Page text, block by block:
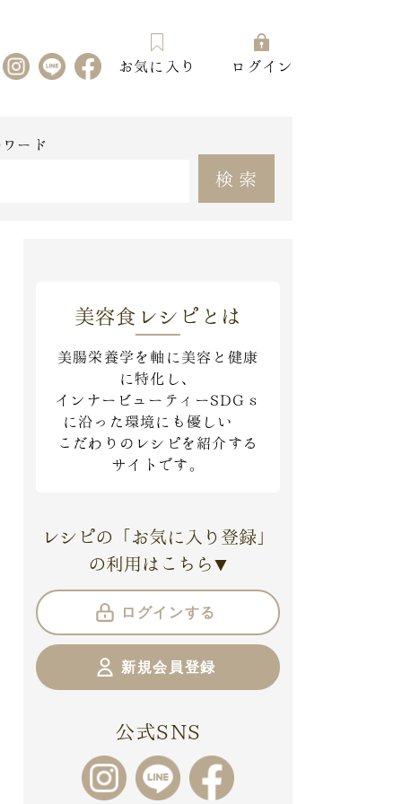
お気に入り ログイン
ード
検索
美容食レシピとは
美腸栄養学を軸に美容と健康
に特化し、
インナービューティーSDGｓ
に沿った環境にも優しい
こだわりのレシピを紹介する
サイトです。
レシピの「お気に入り登録」
の利用はこちら ▼
ログインする
新規会員登録
公式SNS